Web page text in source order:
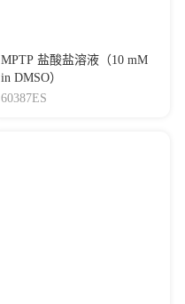
MPTP 盐酸盐溶液（10 mM
in DMSO）
60387ES